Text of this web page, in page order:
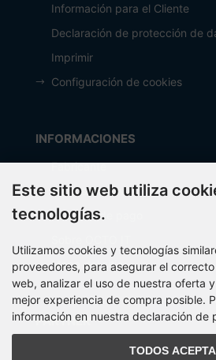
Información para el Cliente
Declaración de protección de
Imprimir
Configuración de cookies
INFORMACIONES
Fabricante
Costos de envío
Métodos de pago
Mapa del sitio
PARTNER
Este sitio web utiliza
tecnologías.
Utilizamos cookies y tecnologías
proveedores, para asegurar el
web, analizar el uso de nuestra oferta
mejor experiencia de compra posible.
información en nuestra declaración de
TODOS